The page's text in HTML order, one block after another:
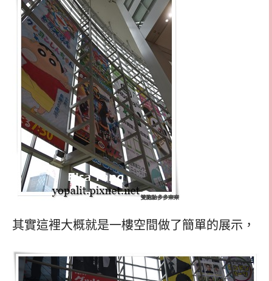
其實這裡大概就是一樓空間做了簡單的展示，